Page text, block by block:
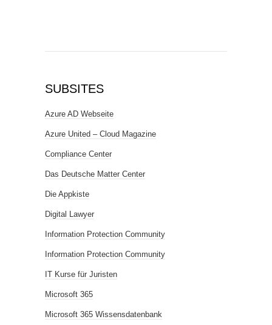
SUBSITES
Azure AD Webseite
Azure United – Cloud Magazine
Compliance Center
Das Deutsche Matter Center
Die Appkiste
Digital Lawyer
Information Protection Community
Information Protection Community
IT Kurse für Juristen
Microsoft 365
Microsoft 365 Wissensdatenbank